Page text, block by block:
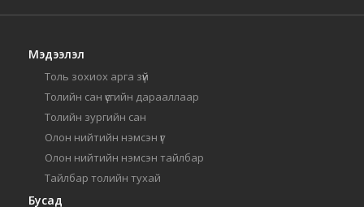
Мэдээлэл
Толь зохиох арга зүй
Толийн сан үсгийн дарааллаар
Толийн зургийн сан
Олон нийтийн нэмсэн үг
Олон нийтийн нэмсэн тайлбар
Тайлбар толийн тухай
Бусад